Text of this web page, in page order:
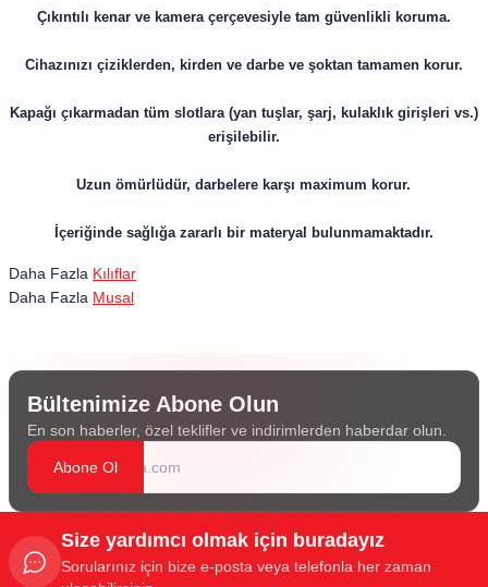
Çıkıntılı kenar ve kamera çerçevesiyle tam güvenlikli koruma.
Cihazınızı çiziklerden, kirden ve darbe ve şoktan tamamen korur.
Kapağı çıkarmadan tüm slotlara (yan tuşlar, şarj, kulaklık girişleri vs.)
erişilebilir.
Uzun ömürlüdür, darbelere karşı maximum korur.
İçeriğinde sağlığa zararlı bir materyal bulunmamaktadır.
Daha Fazla Kılıflar
Daha Fazla Musal
Bültenimize Abone Olun
En son haberler, özel teklifler ve indirimlerden haberdar olun.
Abone Ol
Size yardımcı olmak için buradayız
Sorularınız için bize e-posta veya telefonla her zaman